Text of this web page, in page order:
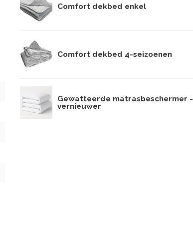
Comfort dekbed enkel
Comfort dekbed 4-seizoenen
Gewatteerde matrasbeschermer -
vernieuwer